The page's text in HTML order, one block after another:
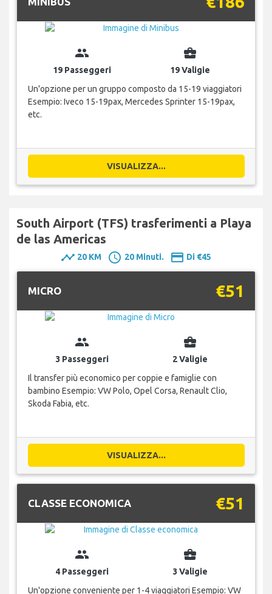
group
19 Passeggeri
business_center
19 Valigie
Un'opzione per un gruppo composto da 15-19 viaggiatori
Esempio: Iveco 15-19pax, Mercedes Sprinter 15-19pax,
etc.
VISUALIZZA...
South Airport (TFS) trasferimenti a Playa
de las Americas
timeline 20 KM schedule 20 Minuti. payment Di €45
MICRO €51
group
3 Passeggeri
business_center
2 Valigie
Il transfer più economico per coppie e famiglie con
bambino Esempio: VW Polo, Opel Corsa, Renault Clio,
Skoda Fabia, etc.
VISUALIZZA...
CLASSE ECONOMICA €51
group
4 Passeggeri
business_center
3 Valigie
Un'opzione conveniente per 1-4 viaggiatori Esempio: VW